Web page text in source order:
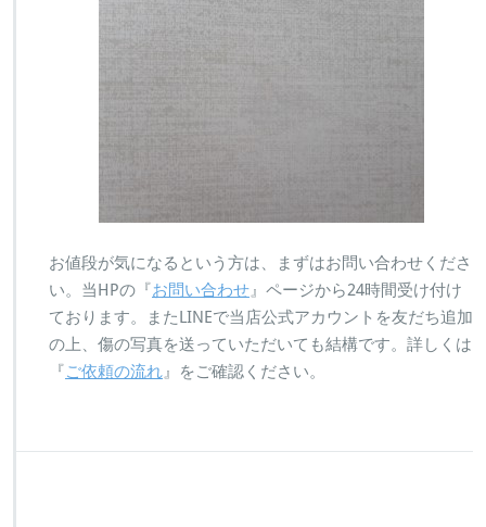
お値段が気になるという方は、まずはお問い合わせくださ
い。当HPの『お問い合わせ』ページから24時間受け付け
ております。またLINEで当店公式アカウントを友だち追加
の上、傷の写真を送っていただいても結構です。詳しくは
『ご依頼の流れ』をご確認ください。